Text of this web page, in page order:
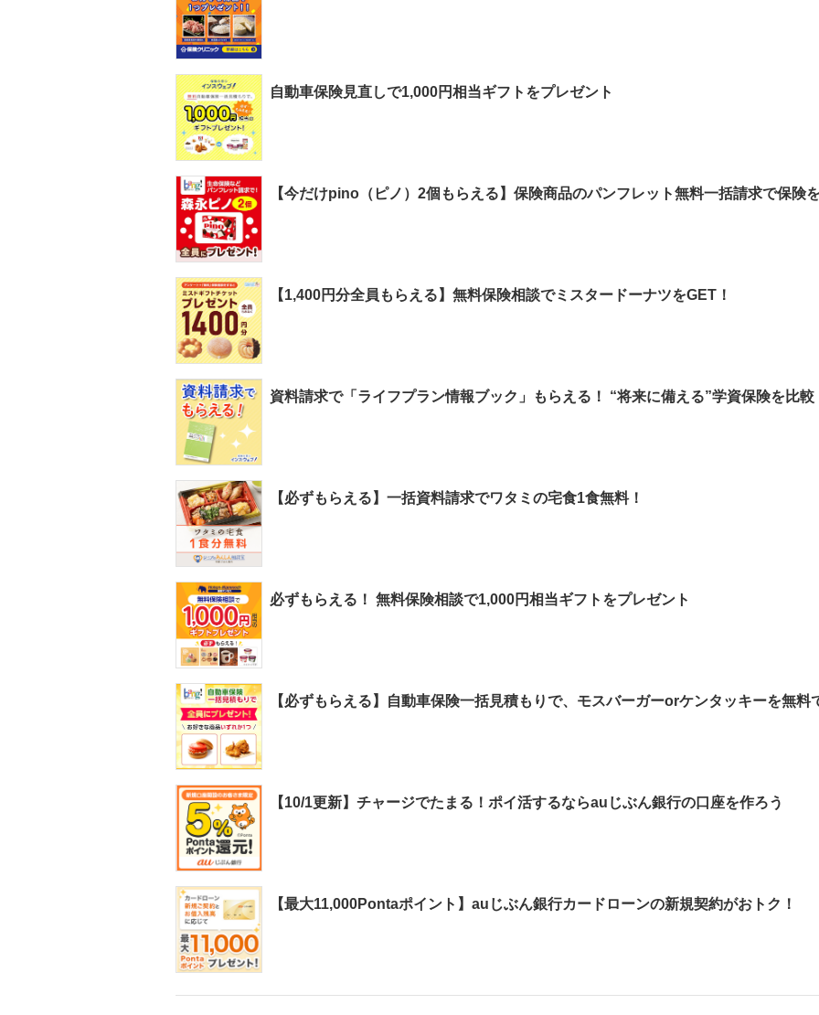
自動車保険見直しで1,000円相当ギフトをプレゼント
【今だけpino（ピノ）2個もらえる】保険商品のパンフレット無料一括請求で保険
【1,400円分全員もらえる】無料保険相談でミスタードーナツをGET！
資料請求で「ライフプラン情報ブック」もらえる！ “将来に備える”学資保険を比較
【必ずもらえる】一括資料請求でワタミの宅食1食無料！
必ずもらえる！ 無料保険相談で1,000円相当ギフトをプレゼント
【必ずもらえる】自動車保険一括見積もりで、モスバーガーorケンタッキーを無料
【10/1更新】チャージでたまる！ポイ活するならauじぶん銀行の口座を作ろう
【最大11,000Pontaポイント】auじぶん銀行カードローンの新規契約がおトク！